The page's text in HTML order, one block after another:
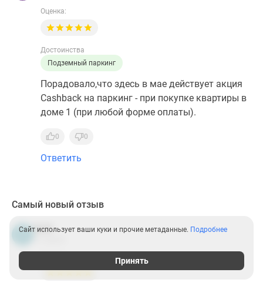
Оценка:
Достоинства
Подземный паркинг
Порадовало,что здесь в мае действует акция
Cashback на паркинг - при покупке квартиры в
доме 1 (при любой форме оплаты).
0 0
Ответить
Самый новый отзыв
К
Кirill
Сайт использует ваши куки и прочие метаданные. Подробнее
Принять